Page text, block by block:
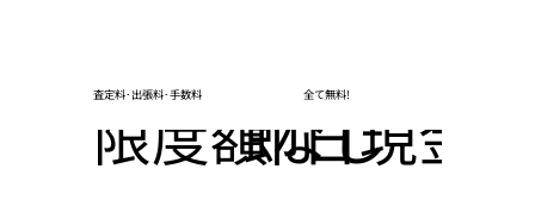
査定料･出張料･手数料 全て無料!
限度額なし
即日現金